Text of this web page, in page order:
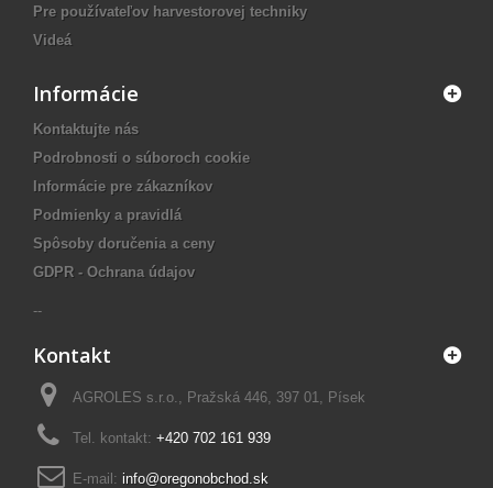
Pre používateľov harvestorovej techniky
Videá
Informácie
Kontaktujte nás
Podrobnosti o súboroch cookie
Informácie pre zákazníkov
Podmienky a pravidlá
Spôsoby doručenia a ceny
GDPR - Ochrana údajov
--
Kontakt
AGROLES s.r.o., Pražská 446, 397 01, Písek
Tel. kontakt: +420 702 161 939
E-mail: info@oregonobchod.sk